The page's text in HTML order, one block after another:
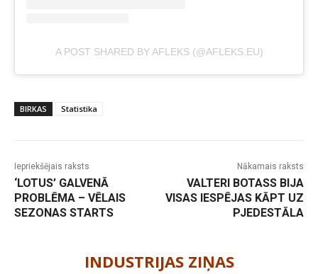
A POST SHARED BY AFLEKS (@AFLEKS.EU)
BIRKAS Statistika
Iepriekšējais raksts
‘LOTUS’ GALVENĀ
PROBLĒMA – VĒLAIS
SEZONAS STARTS
Nākamais raksts
VALTERI BOTASS BIJA
VISAS IESPĒJAS KĀPT UZ
PJEDESTĀLA
INDUSTRIJAS ZIŅAS